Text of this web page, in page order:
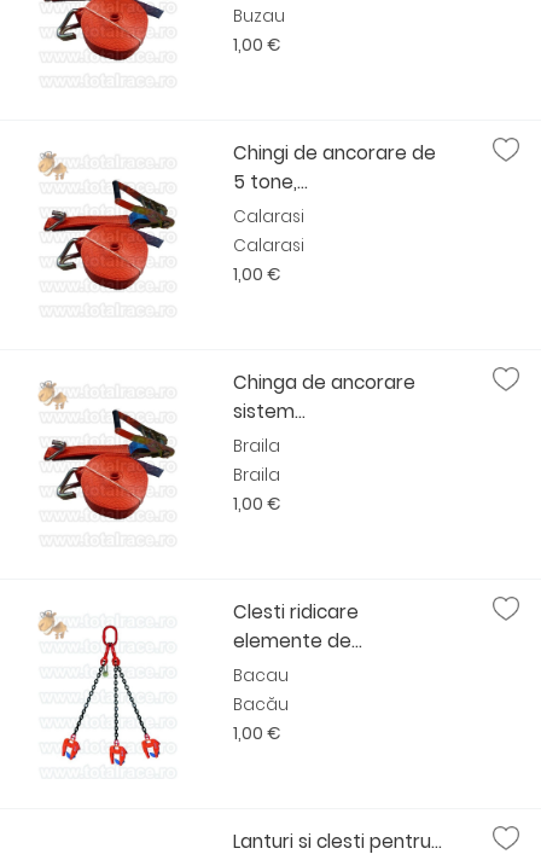
Buzau
1,00 €
Chingi de ancorare de
5 tone,...
Calarasi
Calarasi
1,00 €
Chinga de ancorare
sistem...
Braila
Braila
1,00 €
Clesti ridicare
elemente de...
Bacau
Bacău
1,00 €
Lanturi si clesti pentru...